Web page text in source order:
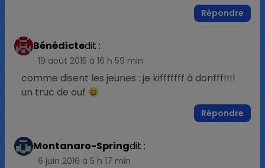
Répondre
Bénédictedit :
19 août 2015 à 16 h 59 min
comme disent les jeunes : je kifffffff à donfff!!!!
un truc de ouf
Répondre
Montanaro-Springdit :
6 juin 2016 à 5 h 17 min